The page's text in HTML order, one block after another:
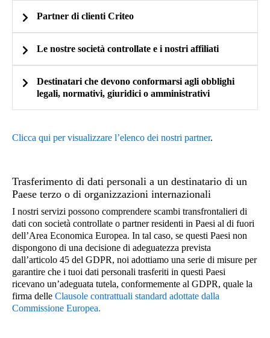
cd853ed01d3a
Informazioni tecniche relative al dispositivo che utilizzi
Stringa utente-agente del tuo browser (cioè una
del sito Web che stai visitando per comunicare
utilizzando (smartphone, computer, ecc.) e il
sistema operativo del tuo dispositivo (versione,
lingua, data e ora del sistema, ecc.))
Esempio: Mozilla/5.0 (Windows NT 10.0; Win64;
x64) AppleWebKit/537.36 (KHTML, come Gecko)
Chrome/71.0.3578.98 Safari/537.36
Uso di un blocco della pubblicità
Informazioni tecniche relative al dispositivo che utilizzi
Stringa utente-agente del tuo browser (cioè una
serie di caratteri inviati dal tuo browser al server
del sito Web che stai visitando per comunicare
informazioni sul tipo di dispositivo che stai
utilizzando (smartphone, computer, ecc.) e il
x64) AppleWebKit/537.36 (KHTML, like Gecko)
Chrome/71.0.3578.98 Safari/537.36
Uso di un blocco della pubblicità
Informazioni relative all’inserzione pubblicitaria sul sito
Web o sull’applicazione dell’Inserzionista
URL del sito Web o nome dell’applicazione
stessa persona, anche se questa persona non può
essere identificata.
Elenco di indirizzi IP troncati identificati come
Dati di geolocalizzazione
Esempi:
Partner di clienti Criteo
Le nostre società controllate e i nostri affiliati
Destinatari che devono conformarsi agli obblighi
legali, normativi, giuridici o amministrativi
Clicca qui per visualizzare l’elenco dei nostri partner.
Trasferimento di dati personali a un destinatario di un
Paese terzo o di organizzazioni internazionali
I nostri servizi possono comprendere scambi transfrontalieri di
dati con società controllate o partner residenti in Paesi al di fuori
dell’Area Economica Europea. In tal caso, se questi Paesi non
dispongono di una decisione di adeguatezza prevista
dall’articolo 45 del GDPR, noi adottiamo una serie di misure per
garantire che i tuoi dati personali trasferiti in questi Paesi
ricevano un’adeguata tutela, conformemente al GDPR, quale la
firma delle Clausole contrattuali standard adottate dalla
Commissione Europea.